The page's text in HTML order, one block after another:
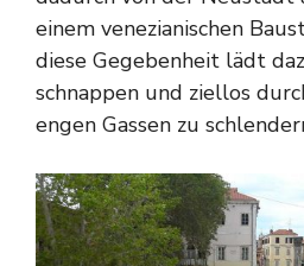
einem venezianischen
diese Gegebenheit lädt
schnappen und ziellos
engen Gassen zu